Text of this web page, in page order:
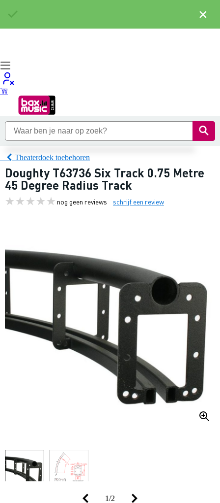
Theaterdoek toebehoren
Doughty T63736 Six Track 0.75 Metre
45 Degree Radius Track
nog geen reviews schrijf een review
1/2
×